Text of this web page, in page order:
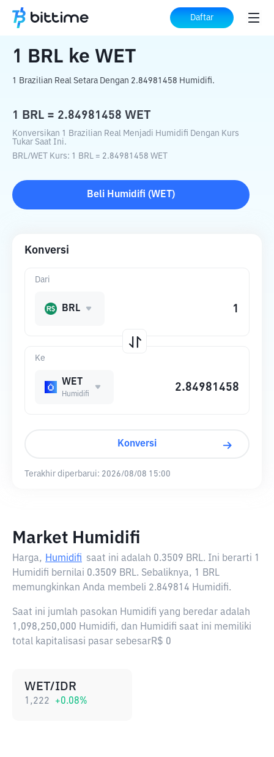
Daftar
Beranda Konverter Kripto ke WET
1 BRL ke WET
1 Brazilian Real Setara Dengan 2.84981458 Humidifi.
1 BRL = 2.84981458 WET
Konversikan 1 Brazilian Real Menjadi Humidifi Dengan Kurs
Tukar Saat Ini.
BRL/WET Kurs: 1 BRL = 2.84981458 WET
Beli Humidifi (WET )
Konversi
Ke
WET
Humidifi
Dari
BRL
Konversi
Terakhir diperbarui: 2026/08/08 15:00
Market Humidifi
Harga, Humidifi saat ini adalah 0.3509 BRL. Ini berarti 1
Humidifi bernilai 0.3509 BRL. Sebaliknya, 1 BRL
memungkinkan Anda membeli 2.849814 Humidifi.
Saat ini jumlah pasokan Humidifi yang beredar adalah
1,098,250,000 Humidifi, dan Humidifi saat ini memiliki
total kapitalisasi pasar sebesarR$ 0
WET/IDR
1,222 +0.08%